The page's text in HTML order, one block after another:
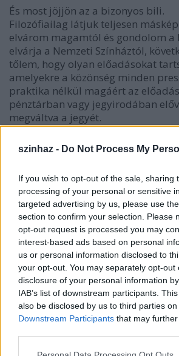
szinhaz - Do Not Process My
If you wish to opt-out of the sale, sharing
processing of your personal or sensitive
targeted advertising by us, please use
section to confirm your selection. Please
opt-out request is processed you may
interest-based ads based on personal
us or personal information disclosed to
your opt-out. You may separately opt-out
disclosure of your personal information
IAB’s list of downstream participants.
also be disclosed by us to third parties on
Downstream Participants that may
Please note that this website/app uses
És most jöjjön az a bizonyos bili.
Filozófiailag látjuk teljesen
elvárom magamtól és gondolom a
elvárja a Nemzeti Színháztól,
tőlem, hogy olyan előadásokat
amelyekre a közönség minden
praktika nélkül magáért az
pénztárban vagy jegyirodában
megváltva a jegyét.
Egy kiemelt támogatású, a
megfizetni képes színház
őrültes közönségszervező
megtölteni. Ez nem lenne méltó se
Színházhoz se a közönséghez.
közé sorolom, hogy a "Nemzeti"
szó ne feltételezzék egymást. A
a színházba kényszeríteni, mert
Most megint jöjjön az a bizonyos
szemléletbeli különbségünk, hogy
előadás, Szikora azt mondja, hogy
közönségszervezést kell kicserélni,